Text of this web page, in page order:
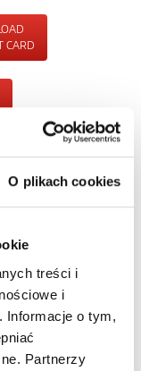
O plikach cookies
treści i
i
Informacje o tym,
Partnerzy
CARD
offer